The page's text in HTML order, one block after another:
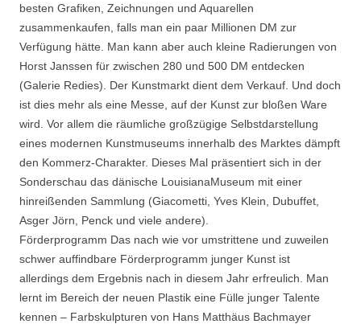
besten Grafiken, Zeichnungen und Aquarellen
zusammenkaufen, falls man ein paar Millionen DM zur
Verfügung hätte. Man kann aber auch kleine Radierungen von
Horst Janssen für zwischen 280 und 500 DM entdecken
(Galerie Redies). Der Kunstmarkt dient dem Verkauf. Und doch
ist dies mehr als eine Messe, auf der Kunst zur bloßen Ware
wird. Vor allem die räumliche großzügige Selbstdarstellung
eines modernen Kunstmuseums innerhalb des Marktes dämpft
den Kommerz-Charakter. Dieses Mal präsentiert sich in der
Sonderschau das dänische LouisianaMuseum mit einer
hinreißenden Sammlung (Giacometti, Yves Klein, Dubuffet,
Asger Jörn, Penck und viele andere).
Förderprogramm Das nach wie vor umstrittene und zuweilen
schwer auffindbare Förderprogramm junger Kunst ist
allerdings dem Ergebnis nach in diesem Jahr erfreulich. Man
lernt im Bereich der neuen Plastik eine Fülle junger Talente
kennen – Farbskulpturen von Hans Matthäus Bachmayer